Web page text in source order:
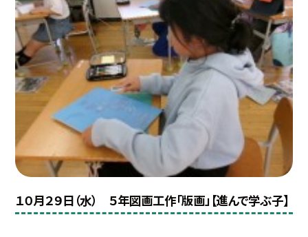
１０月２９日（水） ５年図画工作「版画」【進んで学ぶ子】